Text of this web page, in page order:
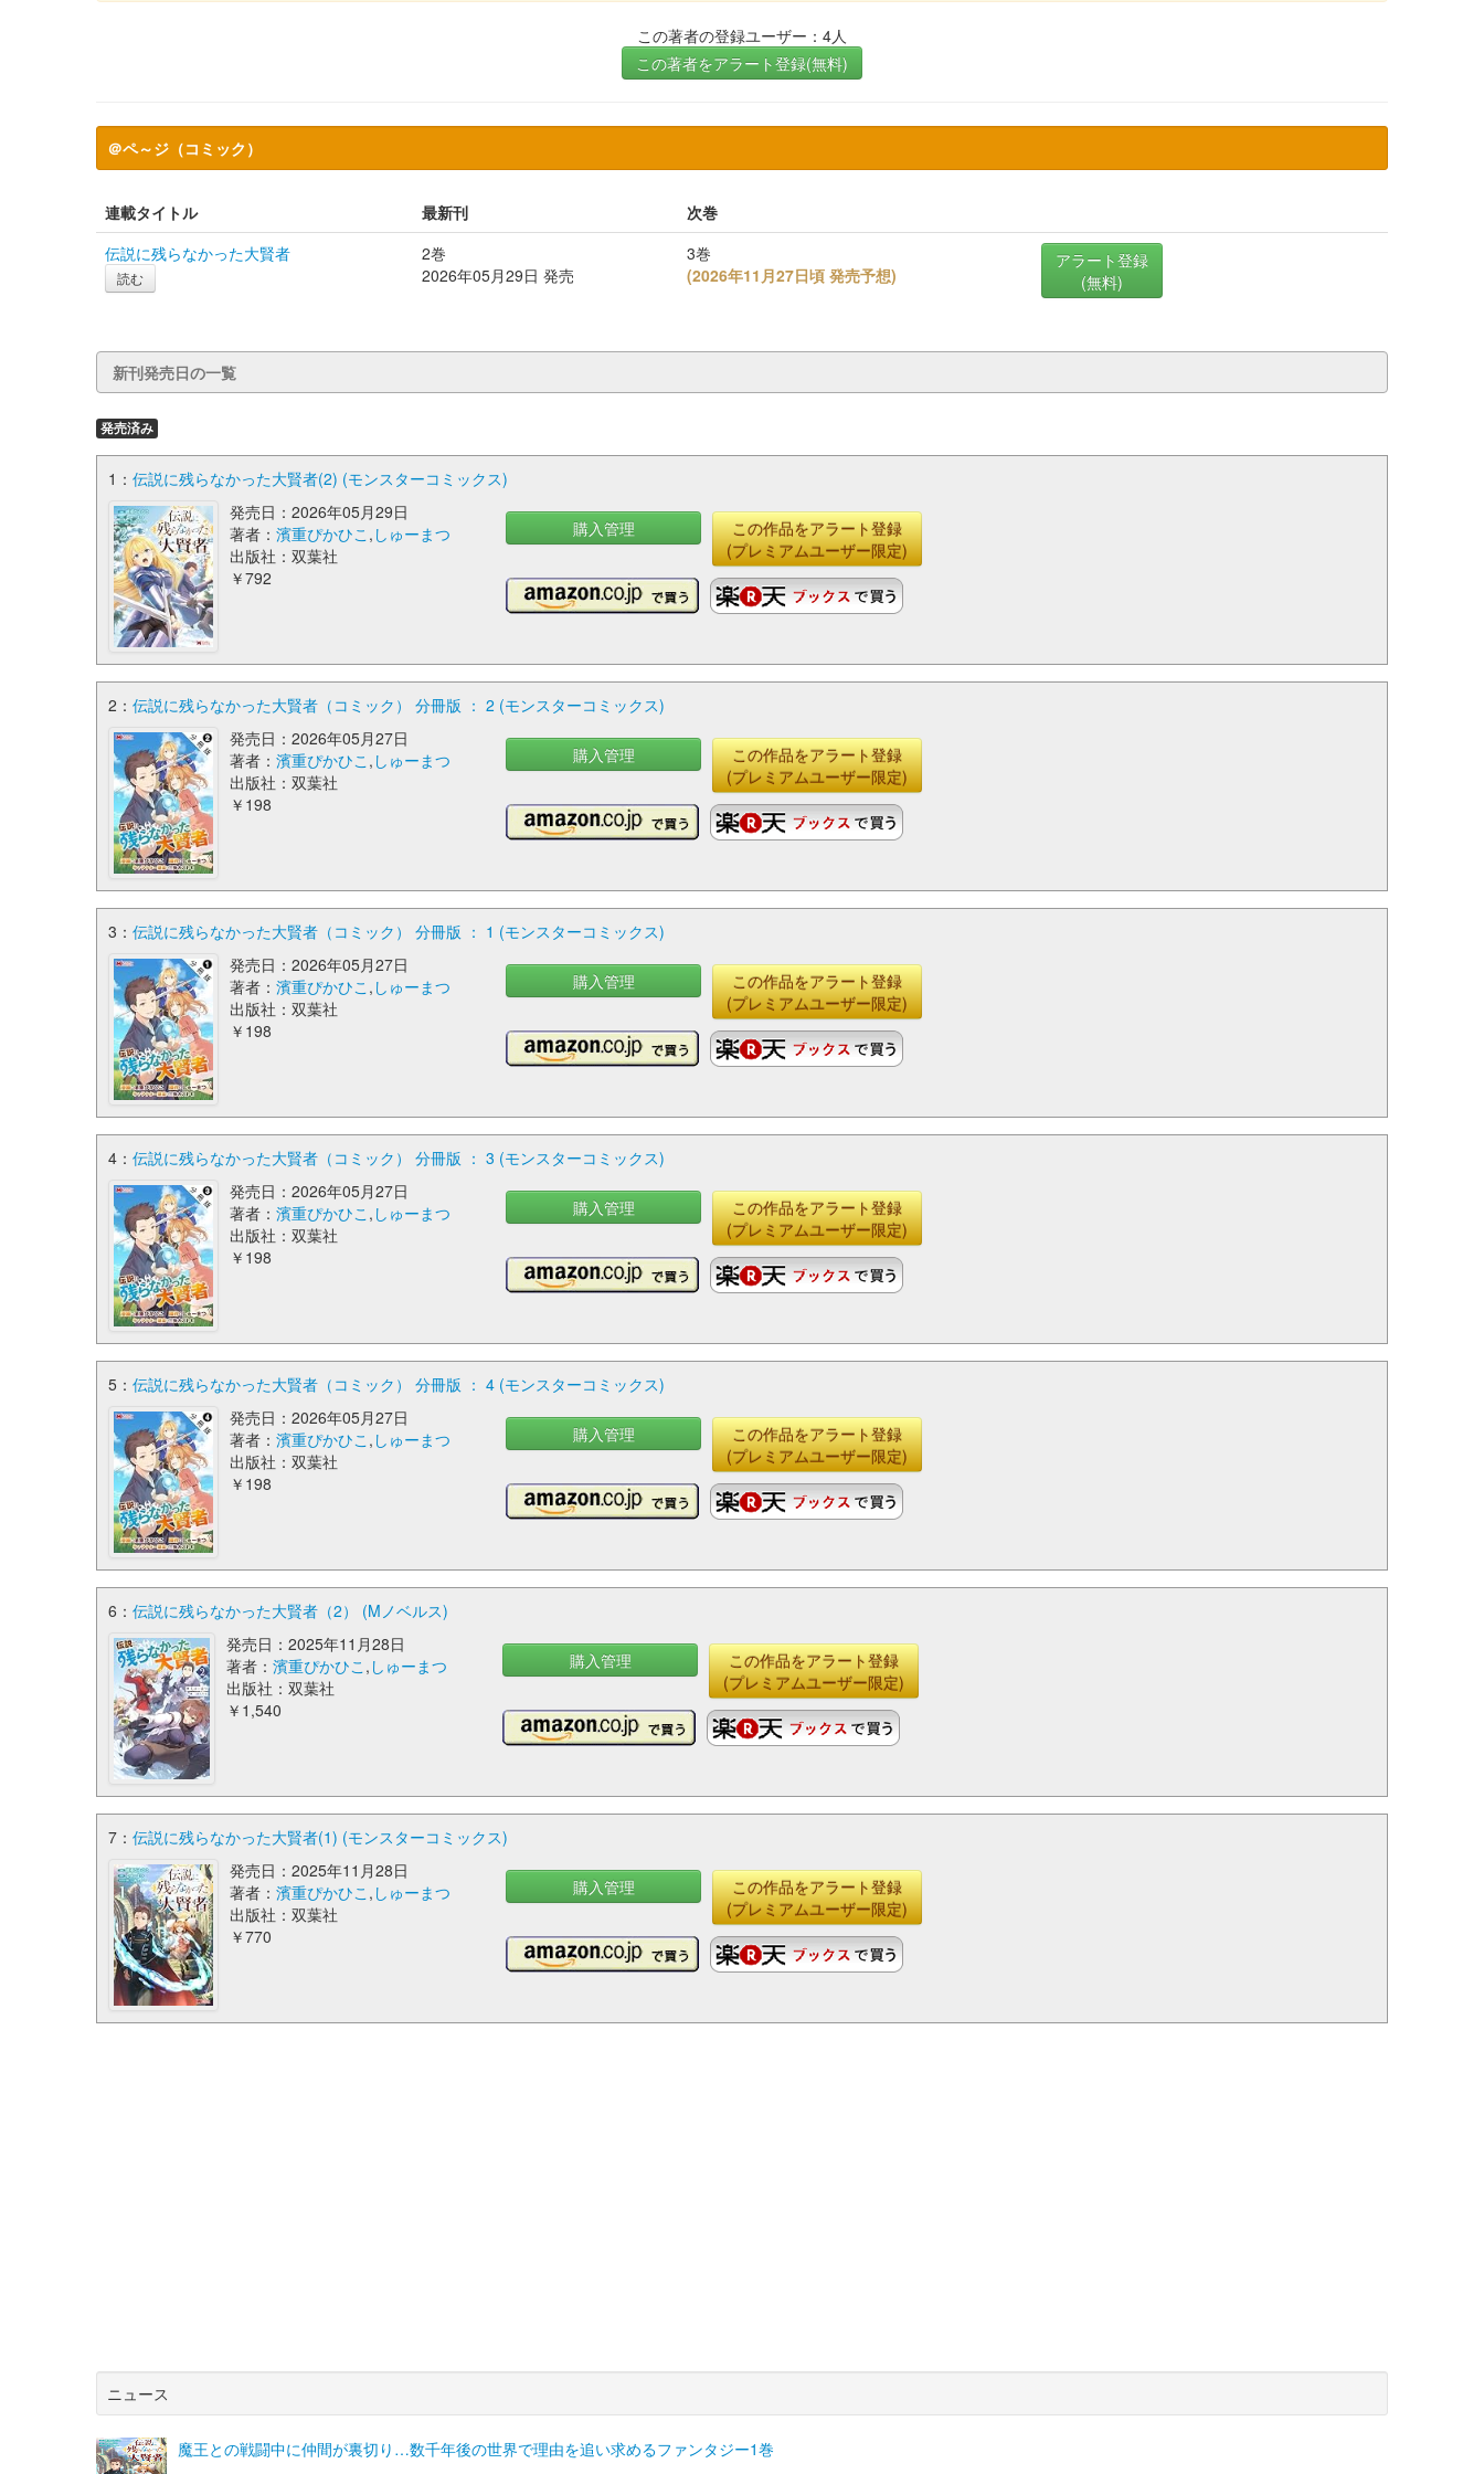
この著者の登録ユーザー：4人
この著者をアラート登録(無料)
＠ペ～ジ（コミック）
連載タイトル 最新刊
次巻
伝説に残らなかった大賢者
読む
2巻
2026年05月29日 発売
3巻
(2026年11月27日頃 発売予想)
アラート登録
(無料)
新刊発売日の一覧
発売済み
1： 伝説に残らなかった大賢者(2) (モンスターコミックス)
発売日：2026年05月29日
著者：濱重ぴかひこ , しゅーまつ
出版社：双葉社
￥792
購入管理
この作品をアラート登録
(プレミアムユーザー限定)
2： 伝説に残らなかった大賢者（コミック） 分冊版 ： 2 (モンスターコミックス)
発売日：2026年05月27日
著者：濱重ぴかひこ , しゅーまつ
出版社：双葉社
￥198
購入管理
この作品をアラート登録
(プレミアムユーザー限定)
3： 伝説に残らなかった大賢者（コミック） 分冊版 ： 1 (モンスターコミックス)
発売日：2026年05月27日
著者：濱重ぴかひこ , しゅーまつ
出版社：双葉社
￥198
購入管理
この作品をアラート登録
(プレミアムユーザー限定)
4： 伝説に残らなかった大賢者（コミック） 分冊版 ： 3 (モンスターコミックス)
発売日：2026年05月27日
著者：濱重ぴかひこ , しゅーまつ
出版社：双葉社
￥198
購入管理
この作品をアラート登録
(プレミアムユーザー限定)
5： 伝説に残らなかった大賢者（コミック） 分冊版 ： 4 (モンスターコミックス)
発売日：2026年05月27日
著者：濱重ぴかひこ , しゅーまつ
出版社：双葉社
￥198
購入管理
この作品をアラート登録
(プレミアムユーザー限定)
6： 伝説に残らなかった大賢者（2） (Mノベルス)
発売日：2025年11月28日
著者：濱重ぴかひこ , しゅーまつ
出版社：双葉社
￥1,540
購入管理
この作品をアラート登録
(プレミアムユーザー限定)
7： 伝説に残らなかった大賢者(1) (モンスターコミックス)
発売日：2025年11月28日
著者：濱重ぴかひこ , しゅーまつ
出版社：双葉社
￥770
購入管理
この作品をアラート登録
(プレミアムユーザー限定)
ニュース
魔王との戦闘中に仲間が裏切り…数千年後の世界で理由を追い求めるファンタジー1巻